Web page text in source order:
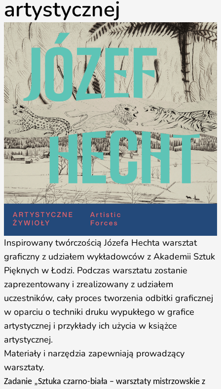
artystycznej
Inspirowany twórczością Józefa Hechta warsztat
graficzny z udziałem wykładowców z Akademii Sztuk
Pięknych w Łodzi. Podczas warsztatu zostanie
zaprezentowany i zrealizowany z udziałem
uczestników, cały proces tworzenia odbitki graficznej
w oparciu o techniki druku wypukłego w grafice
artystycznej i przykłady ich użycia w książce
artystycznej.
Materiały i narzędzia zapewniają prowadzący
warsztaty.
Zadanie „Sztuka czarno-biała – warsztaty mistrzowskie z